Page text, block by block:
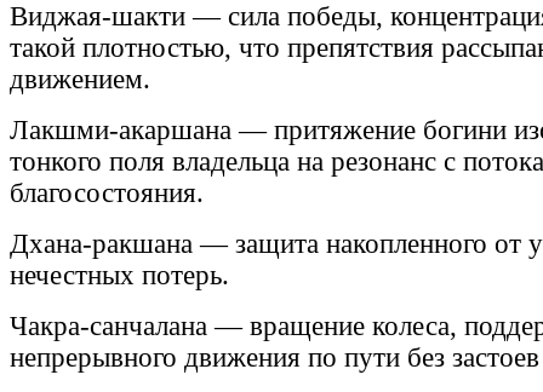
Виджая-шакти — сила победы,
такой плотностью, что препятствия
движением.
Лакшми-акаршана — притяжение богини
тонкого поля владельца на резонанс с
благосостояния.
Дхана-ракшана — защита накопленного от
нечестных потерь.
Чакра-санчалана — вращение колеса,
непрерывного движения по пути без